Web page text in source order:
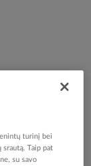
ACS480-
turinį bei
Taip pat
su savo